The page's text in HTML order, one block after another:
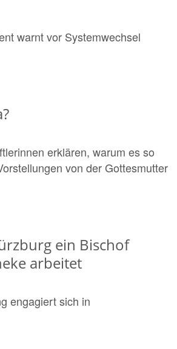
warnt vor Systemwechsel
erklären, warum es so
von der Gottesmutter
ein Bischof
arbeitet
engagiert sich in